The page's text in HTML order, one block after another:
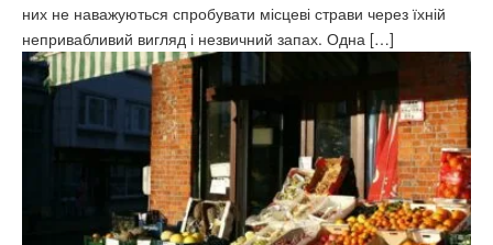
них не наважуються спробувати місцеві страви через їхній
непривабливий вигляд і незвичний запах. Одна […]